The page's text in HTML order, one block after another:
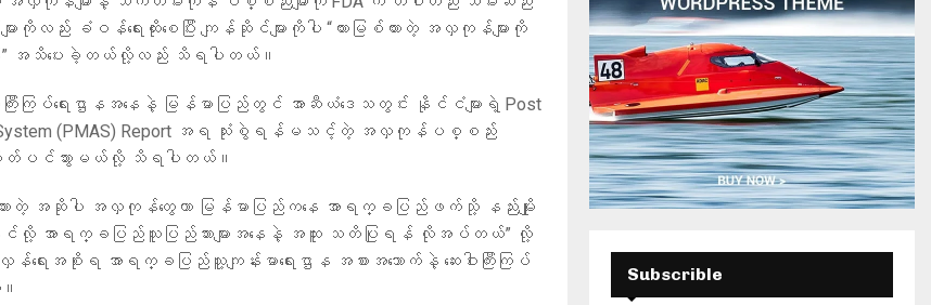
ကိုလည်း ခံဝန်ရေးထိုးစေပြီး ကျန်ဆိုင်များကိုပါ “တားမြစ်ထားတဲ့ အလှကုန်များကို
” အသိပေးခဲ့တယ်လို့လည်း သိရပါတယ်။
ါးကြီးကြပ်ရေးဌာနအနေနဲ့ မြန်မာပြည်တွင် အာဆီယံဒေသတွင်း နိုင်ငံများရဲ့ Post
System (PMAS) Report အရ သုံးစွဲရန်မသင့်တဲ့ အလှကုန်ပစ္စည်း
ပိတ်ပင်သွားမယ်လို့ သိရပါတယ်။
ားတဲ့ အဆိုပါ အလှကုန်တွေဟာ မြန်မာပြည်ကနေ အာရက္ခပြည်ဖက်သို့ နည်းမျိုး
လို့ အာရက္ခပြည်သူပြည်သားများအနေနဲ့ အထူး သတိပြုရန် လိုအပ်တယ်” လို့
ေးအစိုးရ အာရက္ခပြည်သူ့ကျန်းမာရေးဌာန အစားအသောက်နဲ့ ဆေးဝါးကြီးကြပ်
Subscrible